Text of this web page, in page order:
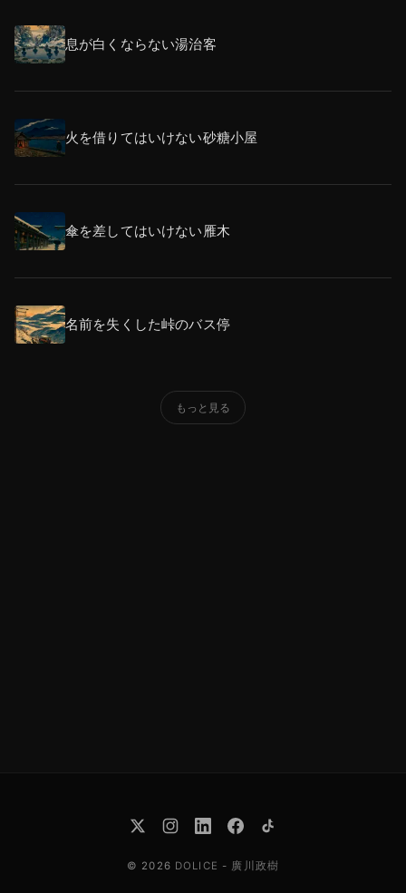
息が白くならない湯治客
火を借りてはいけない砂糖小屋
傘を差してはいけない雁木
名前を失くした峠のバス停
もっと見る
© 2026 DOLICE - 廣川政樹